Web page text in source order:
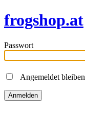
frogshop.at
Passwort
Angemeldet bleiben